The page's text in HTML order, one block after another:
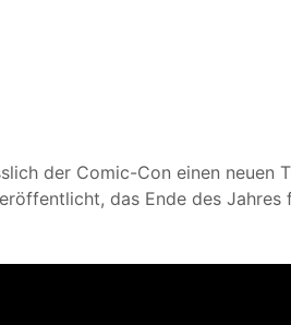
der Comic-Con einen neuen
das Ende des Jahres